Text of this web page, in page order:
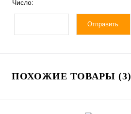
Число:
ПОХОЖИЕ ТОВАРЫ (3)